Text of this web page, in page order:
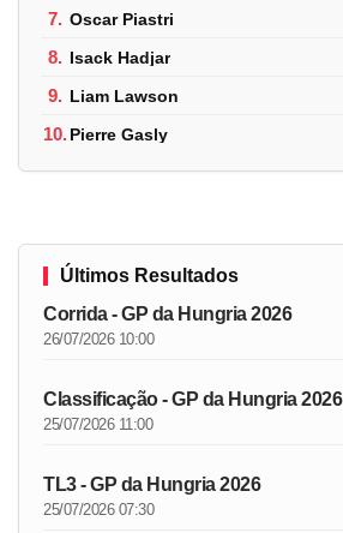
7. Oscar Piastri
8. Isack Hadjar
9. Liam Lawson
10.Pierre Gasly
Últimos Resultados
Corrida - GP da Hungria 2026
26/07/2026 10:00
Classificação - GP da Hungria 2026
25/07/2026 11:00
TL3 - GP da Hungria 2026
25/07/2026 07:30